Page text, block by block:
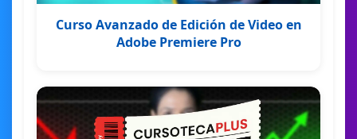
Curso Avanzado de Edición de Video en
Adobe Premiere Pro